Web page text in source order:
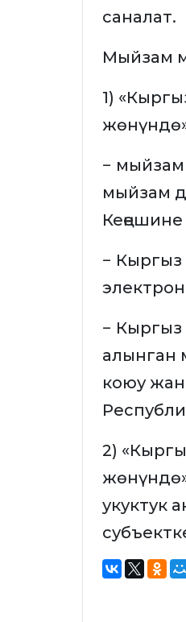
саналат.
Мыйзам
1)
− мыйзам
мыйзам
− Кыргыз
−
алынган
коюу
2)
укуктук